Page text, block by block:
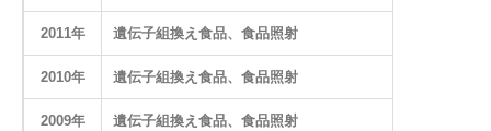
2011年 遺伝子組換え食品、食品照射
2010年 遺伝子組換え食品、食品照射
2009年 遺伝子組換え食品、食品照射